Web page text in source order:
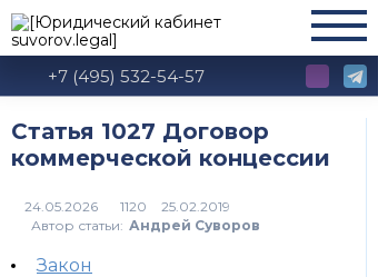
+7 (495) 532-54-57
Статья 1027 Договор
коммерческой концессии
1120
Автор статьи: Андрей Суворов
Закон